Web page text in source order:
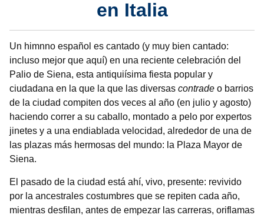
en Italia
Un himnno español es cantado (y muy bien cantado:
incluso mejor que aquí) en una reciente celebración del
Palio de Siena, esta antiquiísima fiesta popular y
ciudadana en la que la que las diversas contrade o barrios
de la ciudad compiten dos veces al año (en julio y agosto)
haciendo correr a su caballo, montado a pelo por expertos
jinetes y a una endiablada velocidad, alrededor de una de
las plazas más hermosas del mundo: la Plaza Mayor de
Siena.
El pasado de la ciudad está ahí, vivo, presente: revivido
por la ancestrales costumbres que se repiten cada año,
mientras desfilan, antes de empezar las carreras, oriflamas